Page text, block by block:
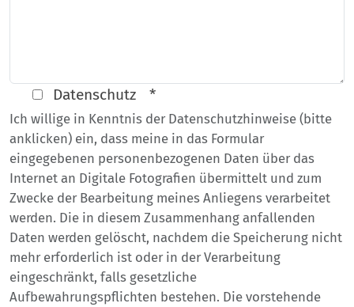
Datenschutz *
Ich willige in Kenntnis der Datenschutzhinweise (bitte
anklicken) ein, dass meine in das Formular
eingegebenen personenbezogenen Daten über das
Internet an Digitale Fotografien übermittelt und zum
Zwecke der Bearbeitung meines Anliegens verarbeitet
werden. Die in diesem Zusammenhang anfallenden
Daten werden gelöscht, nachdem die Speicherung nicht
mehr erforderlich ist oder in der Verarbeitung
eingeschränkt, falls gesetzliche
Aufbewahrungspflichten bestehen. Die vorstehende